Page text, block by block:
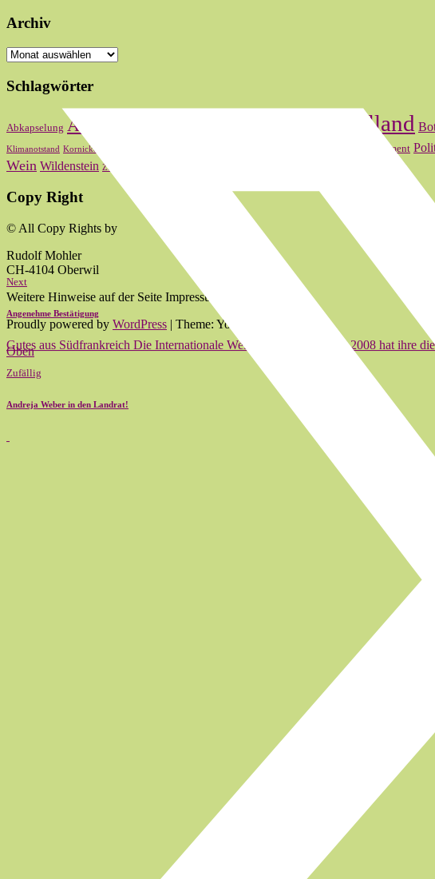
Archiv
Archiv
Schlagwörter
Abkapselung Abstimmung Baselland
Klimanotstand Kornicker Parlament
Wein Wildenstein Zum 2020
Copy Right
© All Copy Rights by
Rudolf Mohler
CH-4104 Oberwil
Weitere Hinweise auf der Seite Impressum.
Proudly powered by WordPress | Theme: Yoko von
Oben
Next
Angenehme Bestätigung
Gutes aus Südfrankreich Die Internationale Weinprämierung Zürich 2008 hat ihre
Zufällig
Andreja Weber in den Landrat!